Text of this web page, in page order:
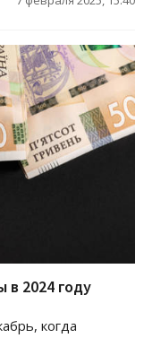
2024 году
когда